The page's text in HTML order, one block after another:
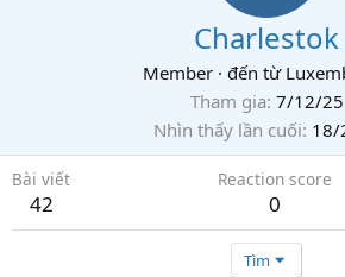
Charlestok
Member · đến từ
Tham gia 7/12/25
Nhìn thấy lần cuối 18/
Bài viết
42
Reaction score
0
Tìm